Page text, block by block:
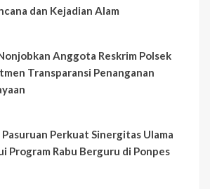
dan Kejadian Alam
Anggota Reskrim Polsek
Transparansi Penanganan
Perkuat Sinergitas Ulama
Program Rabu Berguru di Ponpes